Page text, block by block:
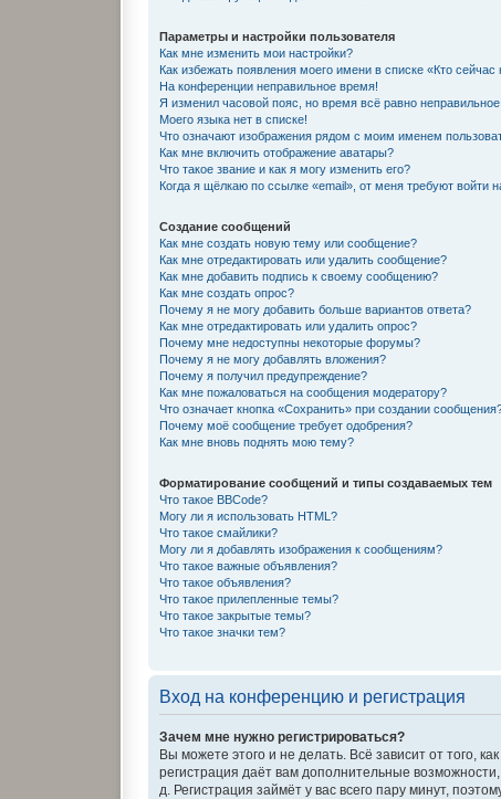
Параметры и настройки пользователя
Как мне изменить мои настройки?
Как избежать появления моего имени в списке «Кто
На конференции неправильное время!
Я изменил часовой пояс, но время всё равно неправильное!
Моего языка нет в списке!
Что означают изображения рядом с моим именем
Как мне включить отображение аватары?
Что такое звание и как я могу изменить его?
Когда я щёлкаю по ссылке «email», от меня требуют войти
Создание сообщений
Как мне создать новую тему или сообщение?
Как мне отредактировать или удалить сообщение?
Как мне добавить подпись к своему сообщению?
Как мне создать опрос?
Почему я не могу добавить больше вариантов ответа?
Как мне отредактировать или удалить опрос?
Почему мне недоступны некоторые форумы?
Почему я не могу добавлять вложения?
Почему я получил предупреждение?
Как мне пожаловаться на сообщения модератору?
Что означает кнопка «Сохранить» при создании
Почему моё сообщение требует одобрения?
Как мне вновь поднять мою тему?
Форматирование сообщений и типы создаваемых тем
Что такое BBCode?
Могу ли я использовать HTML?
Что такое смайлики?
Могу ли я добавлять изображения к сообщениям?
Что такое важные объявления?
Что такое объявления?
Что такое прилепленные темы?
Что такое закрытые темы?
Что такое значки тем?
Вход на конференцию и регистрация
Зачем мне нужно регистрироваться?
Вы можете этого и не делать. Всё зависит от того,
регистрация даёт вам дополнительные
д. Регистрация займёт у вас всего пару минут,